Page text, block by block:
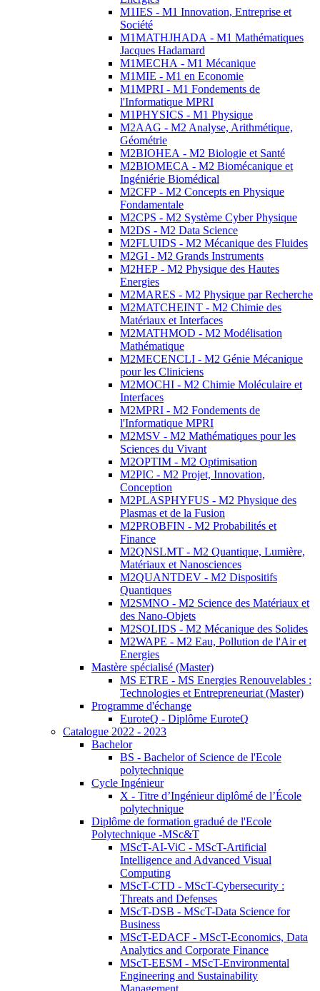
M1IES - M1 Innovation, Entreprise et
Société
M1MATHJHADA - M1 Mathématiques
Jacques Hadamard
M1MECHA - M1 Mécanique
M1MIE - M1 en Economie
M1MPRI - M1 Fondements de
l'Informatique MPRI
M1PHYSICS - M1 Physique
M2AAG - M2 Analyse, Arithmétique,
Géométrie
M2BIOHEA - M2 Biologie et Santé
M2BIOMECA - M2 Biomécanique et
Ingéniérie Biomédical
M2CFP - M2 Concepts en Physique
Fondamentale
M2CPS - M2 Système Cyber Physique
M2DS - M2 Data Science
M2FLUIDS - M2 Mécanique des Fluides
M2GI - M2 Grands Instruments
M2HEP - M2 Physique des Hautes
Energies
M2MARES - M2 Physique par Recherche
M2MATCHEINT - M2 Chimie des
Matériaux et Interfaces
M2MATHMOD - M2 Modélisation
Mathématique
M2MECENCLI - M2 Génie Mécanique
pour les Cliniciens
M2MOCHI - M2 Chimie Moléculaire et
Interfaces
M2MPRI - M2 Fondements de
l'Informatique MPRI
M2MSV - M2 Mathématiques pour les
Sciences du Vivant
M2OPTIM - M2 Optimisation
M2PIC - M2 Projet, Innovation,
Conception
M2PLASPHYFUS - M2 Physique des
Plasmas et de la Fusion
M2PROBFIN - M2 Probabilités et
Finance
M2QNSLMT - M2 Quantique, Lumière,
Matériaux et Nanosciences
M2QUANTDEV - M2 Dispositifs
Quantiques
M2SMNO - M2 Science des Matériaux et
des Nano-Objets
M2SOLIDS - M2 Mécanique des Solides
M2WAPE - M2 Eau, Pollution de l'Air et
Energies
Mastère spécialisé (Master)
MS ETRE - MS Energies Renouvelables :
Technologies et Entrepreneuriat (Master)
Programme d'échange
EuroteQ - Diplôme EuroteQ
Catalogue 2022 - 2023
Bachelor
BS - Bachelor of Science de l'Ecole
polytechnique
Cycle Ingénieur
X - Titre d’Ingénieur diplômé de l’École
polytechnique
Diplôme de formation gradué de l'Ecole
Polytechnique -MSc&T
MScT-AI-ViC - MScT-Artificial
Intelligence and Advanced Visual
Computing
MScT-CTD - MScT-Cybersecurity :
Threats and Defenses
MScT-DSB - MScT-Data Science for
Business
MScT-EDACF - MScT-Economics, Data
Analytics and Corporate Finance
MScT-EESM - MScT-Environmental
Engineering and Sustainability
Management